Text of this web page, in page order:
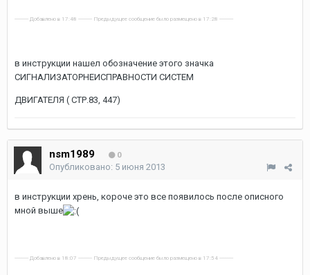
---------- Добавлено в 17:48 ---------- Предыдущее сообщение было размещено в 17:28 ----------
в инструкции нашел обозначение этого значка
СИГНАЛИЗАТОРНЕИСПРАВНОСТИ СИСТЕМ
ДВИГАТЕЛЯ ( СТР.83, 447)
nsm1989 0
Опубликовано: 5 июня 2013
в инструкции хрень, короче это все появилось после описного
мной выше
---------- Добавлено в 18:07 ---------- Предыдущее сообщение было размещено в 17:54 ----------